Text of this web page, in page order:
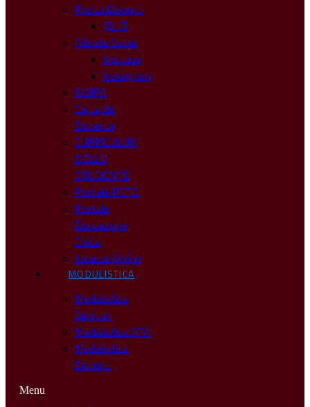
Posta Docenti
@ .IT
Allende Social
Youtube
Instagram
NOIPA
Carta del
Docente
CURRICULUM
DELLO
STUDENTE
Portale PCTO
Portale
Educazione
Civica
Istanze Online
MODULISTICA
Modulistica
Genitori
Modulistica ATA
Modulistica
Docenti
Menu